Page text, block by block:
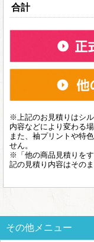
合計
※上記のお見積りはシ
内容などにより変わる
また、袖プリントや特
せん。
※「他の商品見積りを
記の見積り内容はその
その他メニュー